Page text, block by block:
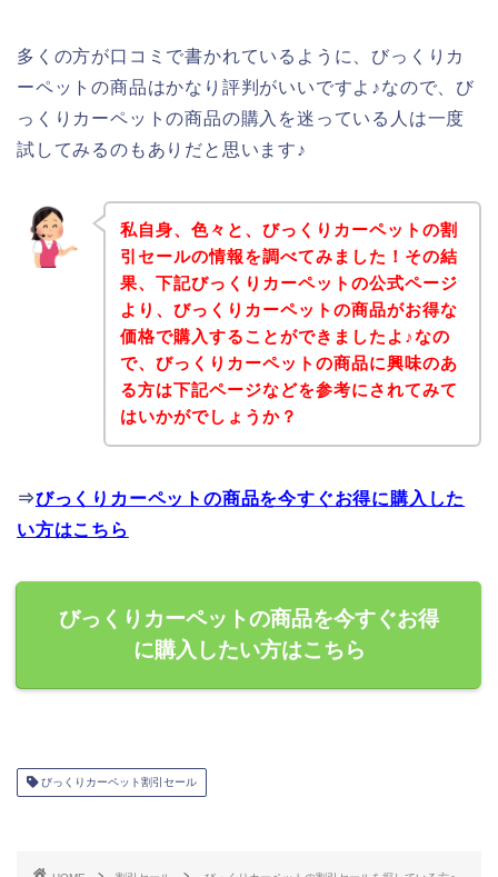
多くの方が口コミで書かれているように、びっくりカ
ーペットの商品はかなり評判がいいですよ♪なので、び
っくりカーペットの商品の購入を迷っている人は一度
試してみるのもありだと思います♪
私自身、色々と、びっくりカーペットの割
引セールの情報を調べてみました！その結
果、下記びっくりカーペットの公式ページ
より、びっくりカーペットの商品がお得な
価格で購入することができましたよ♪なの
で、びっくりカーペットの商品に興味のあ
る方は下記ページなどを参考にされてみて
はいかがでしょうか？
⇒びっくりカーペットの商品を今すぐお得に購入した
い方はこちら
びっくりカーペットの商品を今すぐお得
に購入したい方はこちら
びっくりカーペット割引セール